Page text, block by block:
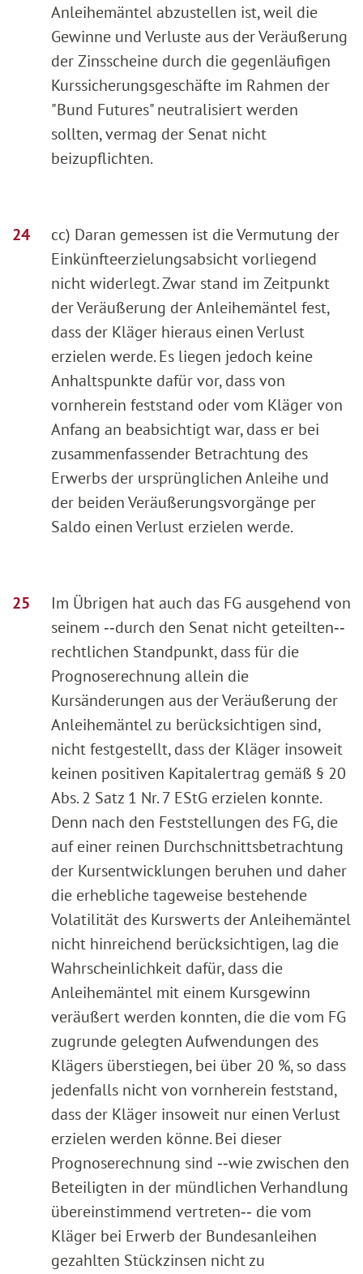
Anleihemäntel abzustellen ist, weil die
Gewinne und Verluste aus der Veräußerung
der Zinsscheine durch die gegenläufigen
Kurssicherungsgeschäfte im Rahmen der
"Bund Futures" neutralisiert werden
sollten, vermag der Senat nicht
beizupflichten.
cc) Daran gemessen ist die Vermutung der
Einkünfteerzielungsabsicht vorliegend
nicht widerlegt. Zwar stand im Zeitpunkt
der Veräußerung der Anleihemäntel fest,
dass der Kläger hieraus einen Verlust
erzielen werde. Es liegen jedoch keine
Anhaltspunkte dafür vor, dass von
vornherein feststand oder vom Kläger von
Anfang an beabsichtigt war, dass er bei
zusammenfassender Betrachtung des
Erwerbs der ursprünglichen Anleihe und
der beiden Veräußerungsvorgänge per
Saldo einen Verlust erzielen werde.
Im Übrigen hat auch das FG ausgehend von
seinem ‑‑durch den Senat nicht geteilten‑‑
rechtlichen Standpunkt, dass für die
Prognoserechnung allein die
Kursänderungen aus der Veräußerung der
Anleihemäntel zu berücksichtigen sind,
nicht festgestellt, dass der Kläger insoweit
keinen positiven Kapitalertrag gemäß § 20
Abs. 2 Satz 1 Nr. 7 EStG erzielen konnte.
Denn nach den Feststellungen des FG, die
auf einer reinen Durchschnittsbetrachtung
der Kursentwicklungen beruhen und daher
die erhebliche tageweise bestehende
Volatilität des Kurswerts der Anleihemäntel
nicht hinreichend berücksichtigen, lag die
Wahrscheinlichkeit dafür, dass die
Anleihemäntel mit einem Kursgewinn
veräußert werden konnten, die die vom FG
zugrunde gelegten Aufwendungen des
Klägers überstiegen, bei über 20 %, so dass
jedenfalls nicht von vornherein feststand,
dass der Kläger insoweit nur einen Verlust
erzielen werden könne. Bei dieser
Prognoserechnung sind ‑‑wie zwischen den
Beteiligten in der mündlichen Verhandlung
übereinstimmend vertreten‑‑ die vom
Kläger bei Erwerb der Bundesanleihen
gezahlten Stückzinsen nicht zu